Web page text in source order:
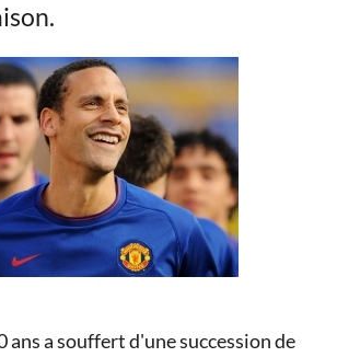
ans a souffert d'une succession de